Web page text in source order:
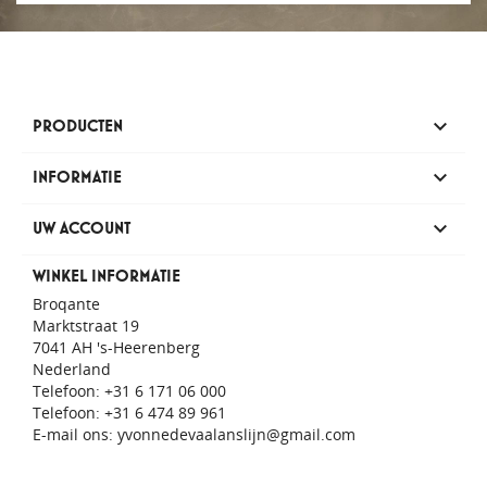
PRODUCTEN 
INFORMATIE 
UW ACCOUNT 
WINKEL INFORMATIE
Broqante
Marktstraat 19
7041 AH 's-Heerenberg
Nederland
Telefoon: +31 6 171 06 000
Telefoon: +31 6 474 89 961
E-mail ons: yvonnedevaalanslijn@gmail.com